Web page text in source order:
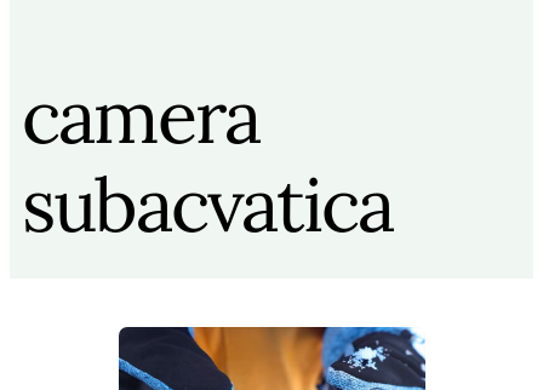
camera
subacvatica